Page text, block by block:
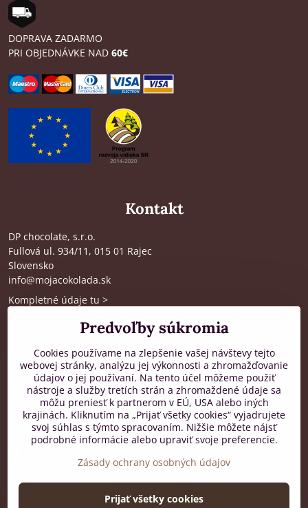
DOPRAVA ZADARMO
PRI OBJEDNÁVKE NAD 60€
Kontakt
DP chocolate, s.r.o.
Fullová ul. 934/11, 015 01 Rajec
Slovensko
info@mojacokolada.sk
Kompletné údaje tu >
Kde nás nájdete
Zákaznícka podpora
od 8:00 do 16:00, PO-PIA
+421 917 436 795
©2026Copyright
Predvoľby súkromia
Cookies používame na zlepšenie vašej návštevy tejto
webovej stránky, analýzu jej výkonnosti a zhromažďovanie
údajov o jej používaní. Na tento účel môžeme použiť
nástroje a služby tretích strán a zhromaždené údaje sa
môžu preniesť k partnerom v EÚ, USA alebo iných
krajinách. Kliknutím na „Prijať všetky cookies“ vyjadrujete
svoj súhlas s týmto spracovaním. Nižšie môžete nájsť
podrobné informácie alebo upraviť svoje preferencie.
Zásady ochrany osobných údajov
Prijať všetky cookies